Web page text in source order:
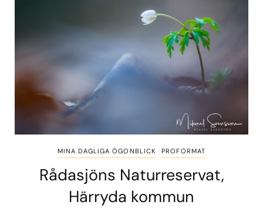
MINA DAGLIGA ÖGONBLICK PROFORMAT
Rådasjöns Naturreservat,
Härryda kommun